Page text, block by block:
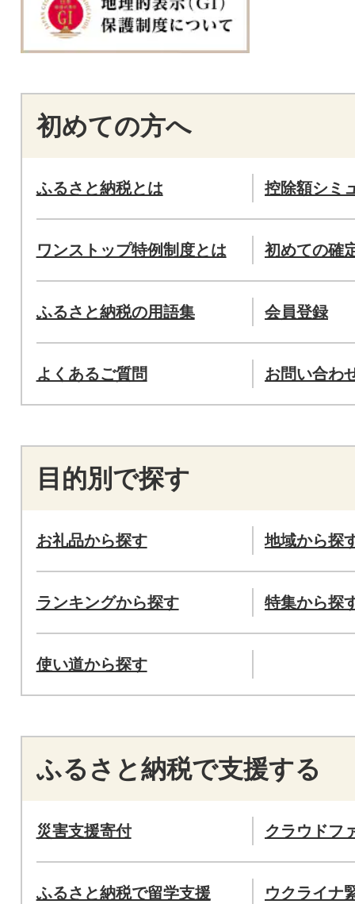
初めての方へ
ふるさと納税とは 控除額シミ
ワンストップ特例制度とは 初めての確
ふるさと納税の用語集 会員登録
よくあるご質問 お問い合わ
目的別で探す
お礼品から探す 地域から探
ランキングから探す 特集から探
使い道から探す
ふるさと納税で支援する
災害支援寄付 クラウドフ
ふるさと納税で留学支援 ウクライナ